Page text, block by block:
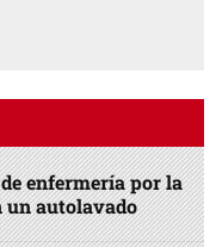
enfermería por la
un autolavado